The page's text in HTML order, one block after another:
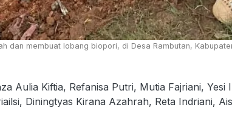
dan membuat lobang biopori, di Desa Rambutan,
Aulia Kiftia, Refanisa Putri, Mutia Fajriani, Yesi
Diningtyas Kirana Azahrah, Reta Indriani,